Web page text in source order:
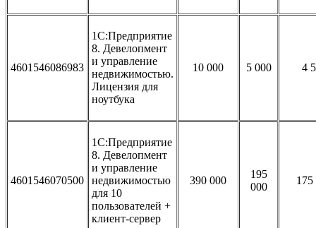
4601546086983
1С:Предприятие
8. Девелопмент
и управление
недвижимостью.
Лицензия для
ноутбука
10 000 5 000 4
4601546070500
1С:Предприятие
8. Девелопмент
и управление
недвижимостью
для 10
пользователей +
клиент-сервер
390 000
195
000
175